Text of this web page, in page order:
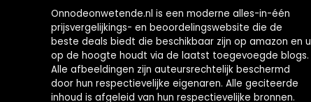
Onnodeonwetende.nl is een moderne alles-in-één
prijsvergelijkings- en beoordelingswebsite die de
beste deals biedt die beschikbaar zijn op amazon en u
op de hoogte houdt via de laatst toegevoegde blogs.
Alle afbeeldingen zijn auteursrechtelijk beschermd
door hun respectievelijke eigenaren. Alle geciteerde
inhoud is afgeleid van hun respectievelijke bronnen.